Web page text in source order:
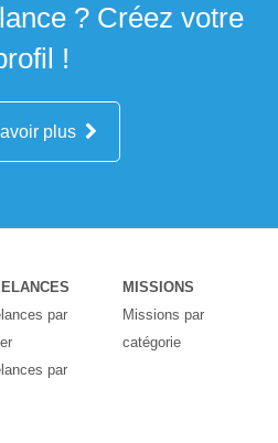
? Créez votre
!
plus
par
par
MISSIONS
Missions par
catégorie